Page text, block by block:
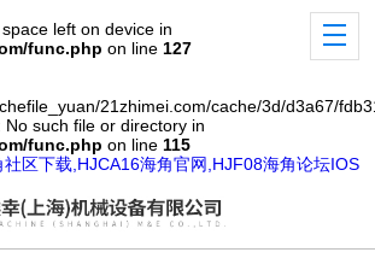
left on device in
func.php on line 127
21zhimei.com/cache/3d/d3a67/
such file or directory in
func.php on line 115
区下载,HJCA16海角官网,HJF08海角论坛IOS